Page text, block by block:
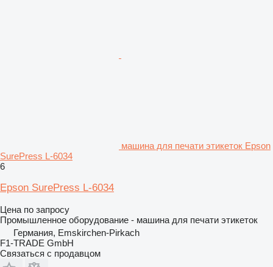
машина для печати этикеток Epson
SurePress L-6034
6
Epson SurePress L-6034
Цена по запросу
Промышленное оборудование - машина для печати этикеток
Германия, Emskirchen-Pirkach
F1-TRADE GmbH
Связаться с продавцом